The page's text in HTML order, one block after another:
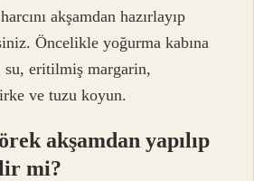
akşamdan hazırlayıp
Öncelikle yoğurma kabına
eritilmiş margarin,
ve tuzu koyun.
akşamdan yapılıp
mi?